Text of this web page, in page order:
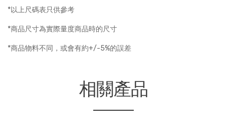
*以上尺碼表只供參考
*商品尺寸為實際量度商品時的尺寸
*商品物料不同，或會有約+/-5%的誤差
相關產品